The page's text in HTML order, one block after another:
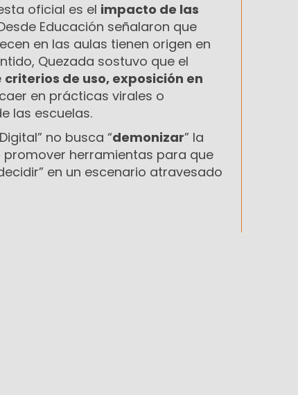
oficial es el impacto de las
Educación señalaron que
en las aulas tienen origen en
Quezada sostuvo que el
criterios de uso, exposición en
en prácticas virales o
las escuelas.
no busca “demonizar” la
promover herramientas para que
en un escenario atravesado